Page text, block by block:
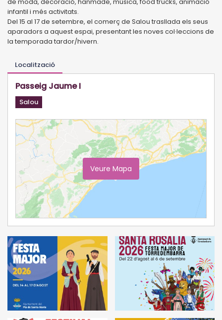
infantil i més activitats.
Del 15 al 17 de setembre, el comerç de Salou trasllada els seus
aparadors a aquest espai, presentant les noves col·leccions de
la temporada tardor/hivern.
Localització
Passeig Jaume I
Salou
Veure Mapa